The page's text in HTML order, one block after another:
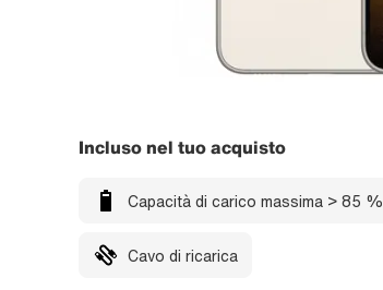
Incluso nel tuo acquisto
Capacità di carico massima > 85 %
Cavo di ricarica